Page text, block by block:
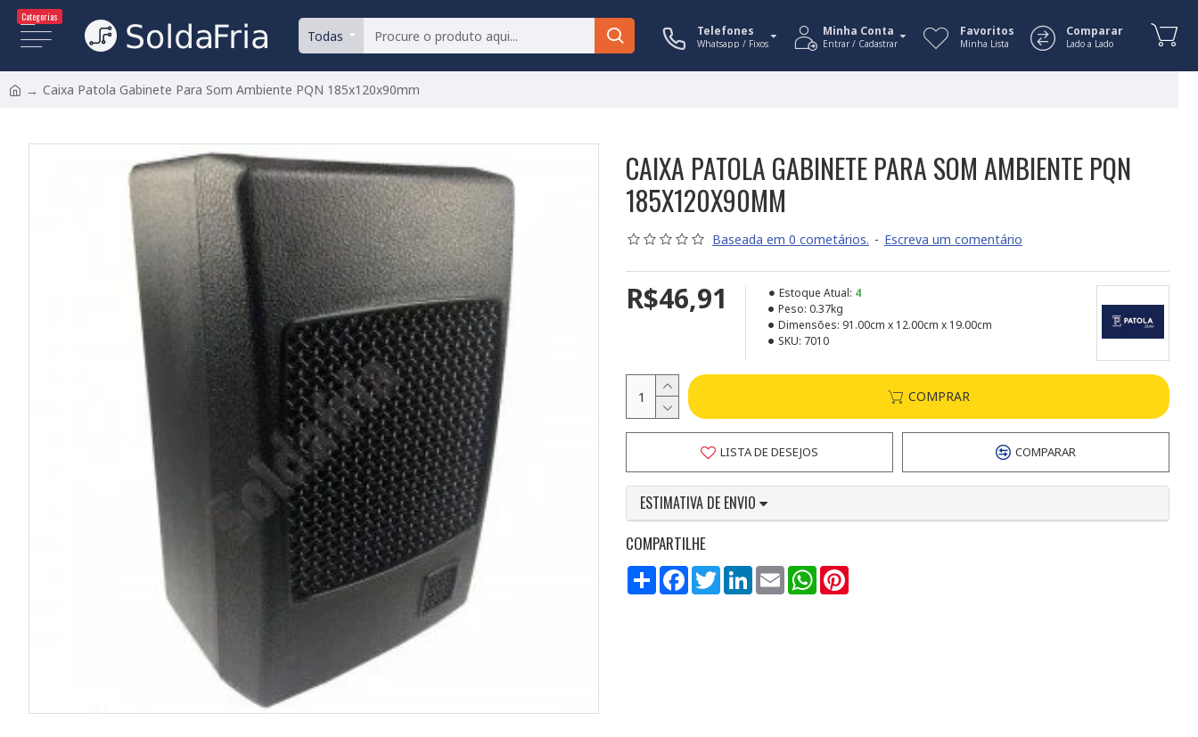
Categorias
Todas Telefones
Whatsapp / Fixos
Minha Conta
Entrar / Cadastrar
Favoritos
Minha Lista
Comparar
Lado a Lado
Caixa Patola Gabinete Para Som Ambiente PQN 185x120x90mm
CAIXA PATOLA GABINETE PARA SOM AMBIENTE PQN
185X120X90MM
Baseada em 0 cometários. - Escreva um comentário
R$46,91 Estoque Atual: 4
Peso: 0.37kg
Dimensões: 91.00cm x 12.00cm x 19.00cm
SKU: 7010
COMPRAR
LISTA DE DESEJOS COMPARAR
ESTIMATIVA DE ENVIO
COMPARTILHE
Compartilhar
FacebookTwitterLinkedInEmail WhatsApp